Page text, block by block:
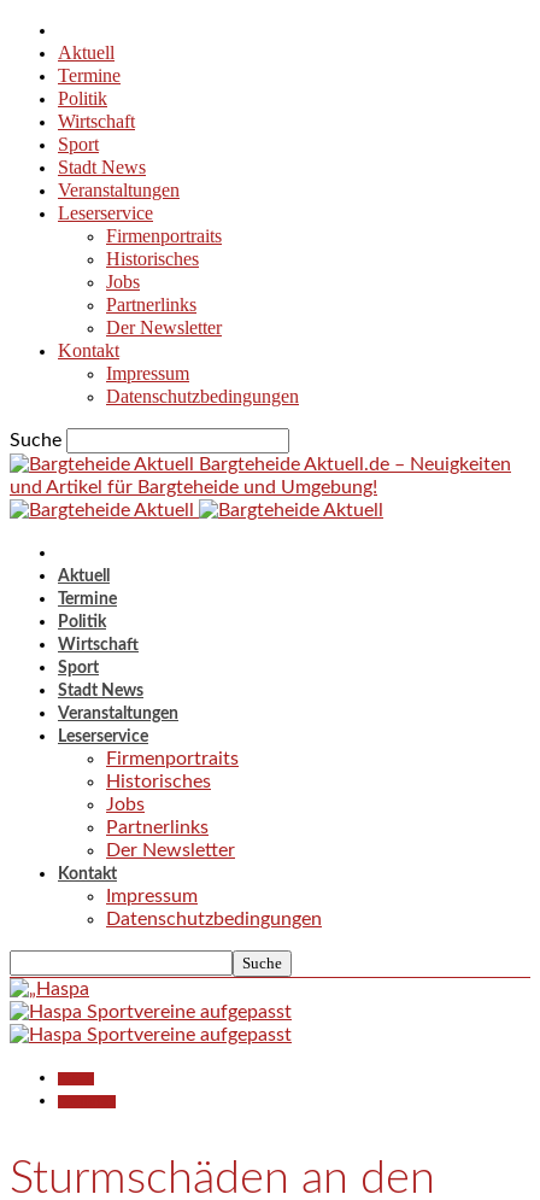
Aktuell
Termine
Politik
Wirtschaft
Sport
Stadt News
Veranstaltungen
Leserservice
Firmenportraits
Historisches
Jobs
Partnerlinks
Der Newsletter
Kontakt
Impressum
Datenschutzbedingungen
Suche
Bargteheide Aktuell.de – Neuigkeiten
und Artikel für Bargteheide und Umgebung!
Aktuell
Termine
Politik
Wirtschaft
Sport
Stadt News
Veranstaltungen
Leserservice
Firmenportraits
Historisches
Jobs
Partnerlinks
Der Newsletter
Kontakt
Impressum
Datenschutzbedingungen
Sturmschäden an den